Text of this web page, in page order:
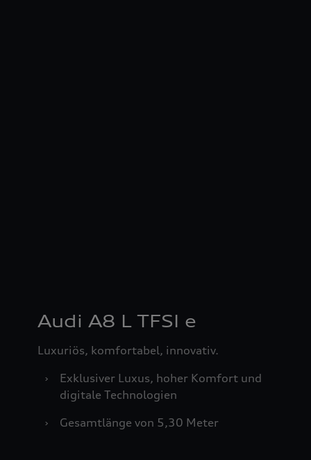
Audi A8 L TFSI e
Luxuriös, komfortabel, innovativ.
›
Exklusiver Luxus, hoher Komfort und
digitale Technologien
›
Gesamtlänge von 5,30 Meter